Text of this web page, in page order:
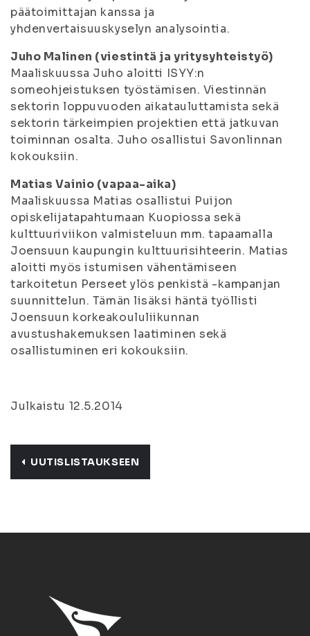
päätoimittajan kanssa ja
yhdenvertaisuuskyselyn analysointia.
Juho Malinen (viestintä ja yritysyhteistyö)
Maaliskuussa Juho aloitti ISYY:n
someohjeistuksen työstämisen. Viestinnän
sektorin loppuvuoden aikatauluttamista sekä
sektorin tärkeimpien projektien että jatkuvan
toiminnan osalta. Juho osallistui Savonlinnan
kokouksiin.
Matias Vainio (vapaa-aika)
Maaliskuussa Matias osallistui Puijon
opiskelijatapahtumaan Kuopiossa sekä
kulttuuriviikon valmisteluun mm. tapaamalla
Joensuun kaupungin kulttuurisihteerin. Matias
aloitti myös istumisen vähentämiseen
tarkoitetun Perseet ylös penkistä -kampanjan
suunnittelun. Tämän lisäksi häntä työllisti
Joensuun korkeakoululiikunnan
avustushakemuksen laatiminen sekä
osallistuminen eri kokouksiin.
Julkaistu 12.5.2014
UUTISLISTAUKSEEN